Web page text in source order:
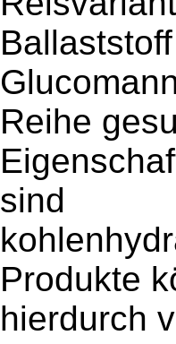
Ballaststoff
Reihe
sind
Produkte
hierdurch